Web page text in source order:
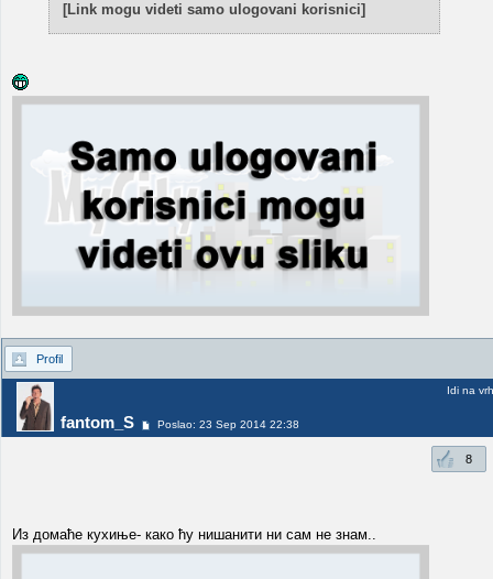
[Link mogu videti samo ulogovani korisnici]
Profil
fantom_S Poslao: 23 Sep 2014 22:38
Idi na vrh
8
Из домаће кухиње- како ћу нишанити ни сам не знам..